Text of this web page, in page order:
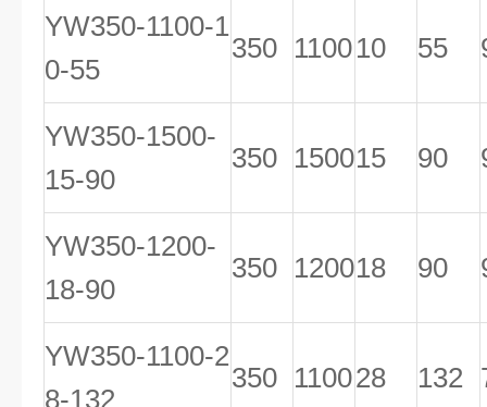
YW350-1100-1
0-55
350 110010 55
YW350-1500-
15-90
350 150015 90
YW350-1200-
18-90
350 120018 90
YW350-1100-2
8-132
350 110028 132